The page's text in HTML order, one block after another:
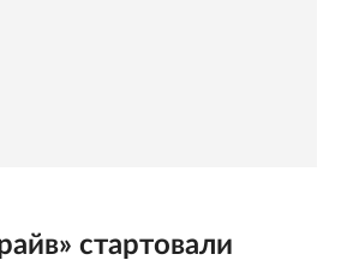
стартовали